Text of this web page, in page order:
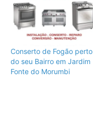
Conserto de Fogão perto
do seu Bairro em Jardim
Fonte do Morumbi